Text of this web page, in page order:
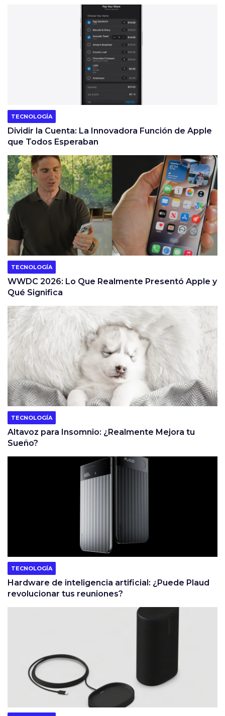
TECNOLOGÍA
Dividir la Cuenta: La Innovadora Función de Apple
que Todos Esperaban
TECNOLOGÍA
WWDC 2026: Lo Que Realmente Presentó Apple y
Qué Significa
TECNOLOGÍA
Altavoz para Insomnio: ¿Realmente Mejora tu
Sueño?
TECNOLOGÍA
Hardware de inteligencia artificial: ¿Puede Plaud
revolucionar tus reuniones?